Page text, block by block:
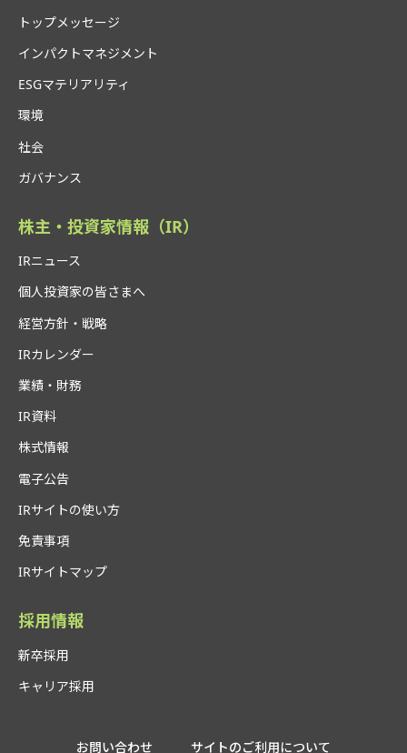
トップメッセージ
インパクトマネジメント
ESGマテリアリティ
環境
社会
ガバナンス
株主・投資家情報（IR）
IRニュース
個人投資家の皆さまへ
経営方針・戦略
IRカレンダー
業績・財務
IR資料
株式情報
電子公告
IRサイトの使い方
免責事項
IRサイトマップ
採用情報
新卒採用
キャリア採用
お問い合わせ サイトのご利用について